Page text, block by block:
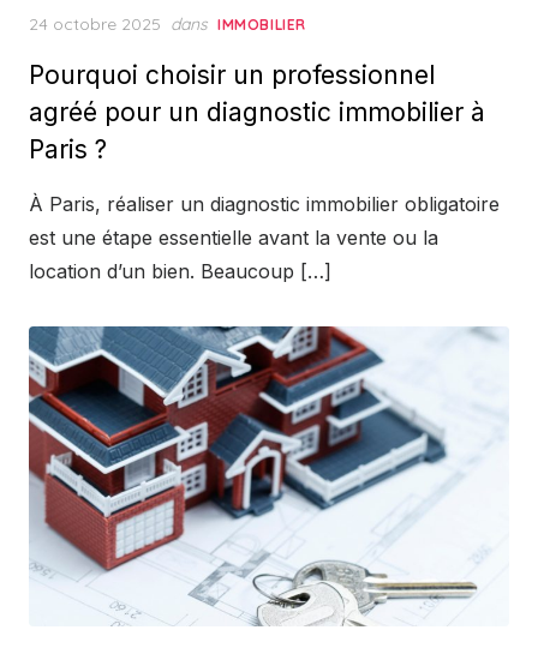
Posted
24 octobre 2025 dans IMMOBILIER
Pourquoi choisir un professionnel
agréé pour un diagnostic immobilier à
Paris ?
À Paris, réaliser un diagnostic immobilier obligatoire
est une étape essentielle avant la vente ou la
location d’un bien. Beaucoup […]